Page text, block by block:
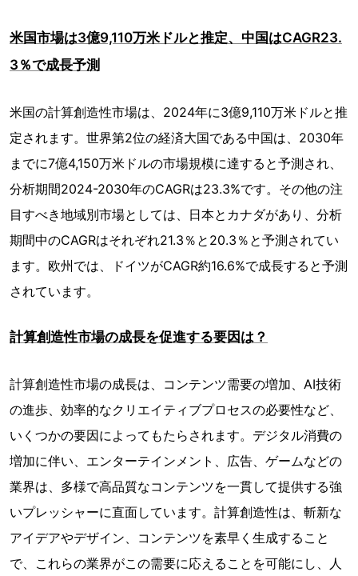
米国市場は3億9,110万米ドルと推定、中国はCAGR23.
3％で成長予測
米国の計算創造性市場は、2024年に3億9,110万米ドルと推
定されます。世界第2位の経済大国である中国は、2030年
までに7億4,150万米ドルの市場規模に達すると予測され、
分析期間2024-2030年のCAGRは23.3%です。その他の注
目すべき地域別市場としては、日本とカナダがあり、分析
期間中のCAGRはそれぞれ21.3％と20.3％と予測されてい
ます。欧州では、ドイツがCAGR約16.6%で成長すると予測
されています。
計算創造性市場の成長を促進する要因は？
計算創造性市場の成長は、コンテンツ需要の増加、AI技術
の進歩、効率的なクリエイティブプロセスの必要性など、
いくつかの要因によってもたらされます。デジタル消費の
増加に伴い、エンターテインメント、広告、ゲームなどの
業界は、多様で高品質なコンテンツを一貫して提供する強
いプレッシャーに直面しています。計算創造性は、斬新な
アイデアやデザイン、コンテンツを素早く生成すること
で、これらの業界がこの需要に応えることを可能にし、人